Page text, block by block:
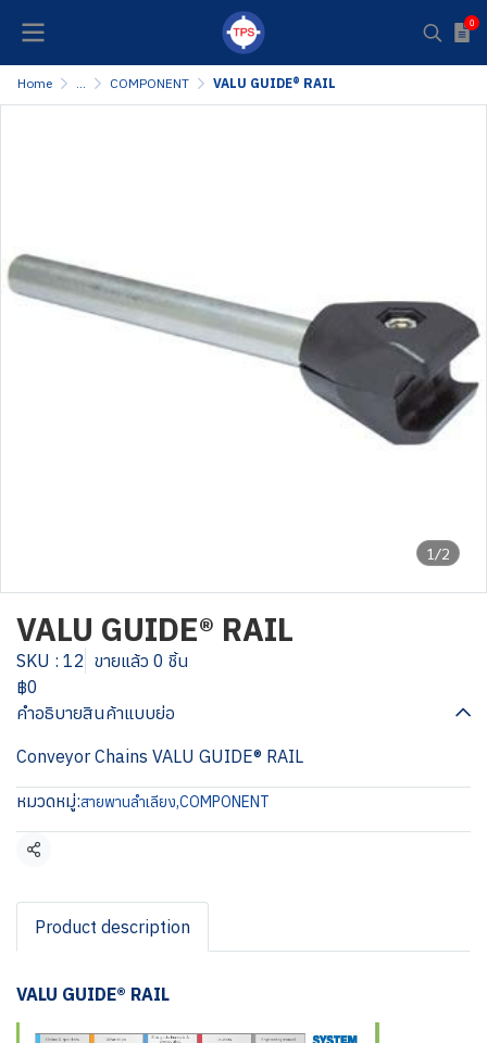
0
Home ... COMPONENT VALU GUIDE® RAIL
1/2
VALU GUIDE® RAIL
SKU : 12 ขายแล้ว 0 ชิ้น
฿0
คำอธิบายสินค้าแบบย่อ
Conveyor Chains VALU GUIDE® RAIL
หมวดหมู่:สายพานลำเลียง,COMPONENT
แชร์
Product description
VALU GUIDE® RAIL